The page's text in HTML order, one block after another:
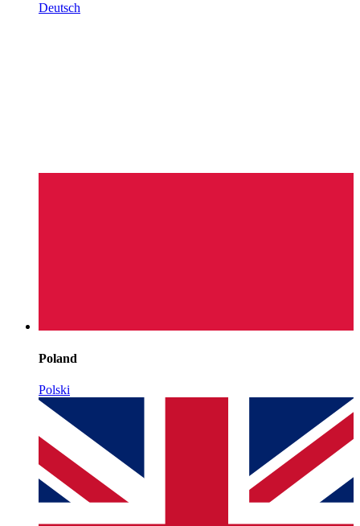
Deutsch
Poland
Polski